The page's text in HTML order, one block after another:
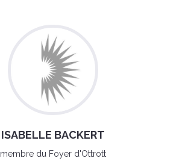
ISABELLE BACKERT
membre du Foyer d'Ottrott